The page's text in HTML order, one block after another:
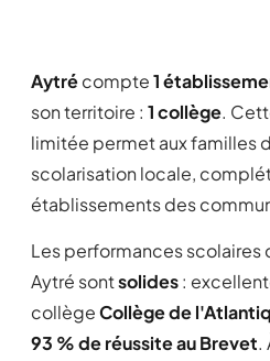
Aytrécompte1
son territoire : 1 collège.
limitée permet aux familles
scolarisation locale,
établissements des
Les performances
Aytré sontsolides:
collègeCollège de
93 % de réussite au Brevet.